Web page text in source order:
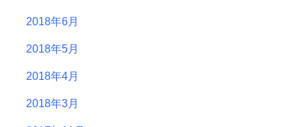
2018年6月
2018年5月
2018年4月
2018年3月